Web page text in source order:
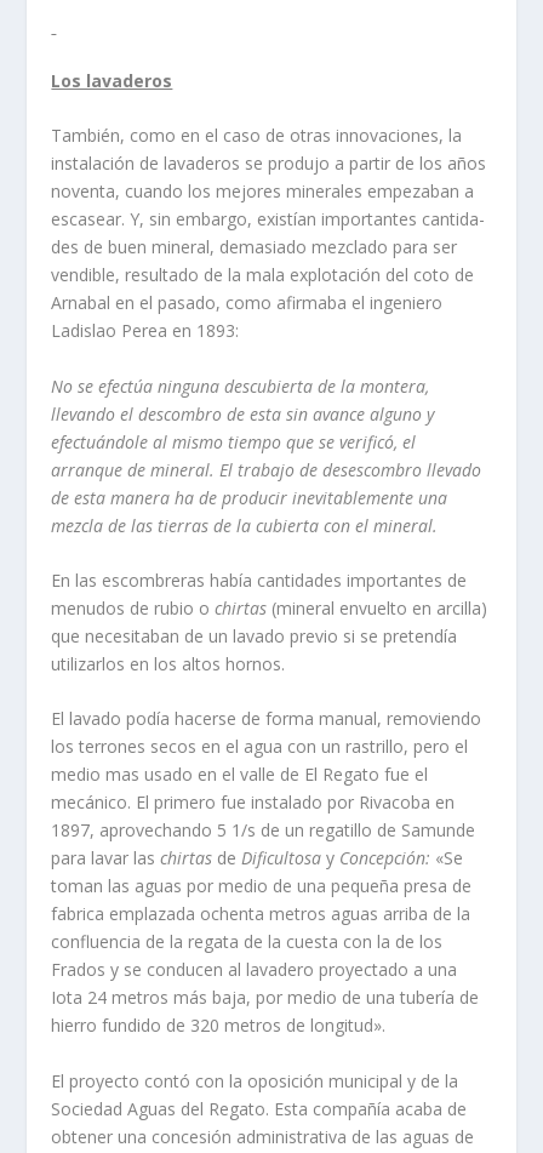
Los lavaderos
También, como en el caso de otras inno­vaciones, la
instalación de lavaderos se pro­dujo a partir de los años
noventa, cuando los mejores minerales empezaban a
escasear. Y, sin embargo, existí­an importantes cantida­
des de buen mineral, demasiado mezclado para ser
vendible, resultado de la mala explotación del coto de
Arnabal en el pasa­do, como afirmaba el ingeniero
Ladislao Perea en 1893:
No se efectúa ninguna descubierta de la montera,
llevando el descombro de esta sin avance alguno y
efectuándole al mismo tiempo que se verificó, el
arranque de mineral. El trabajo de desescombro lleva­do
de esta manera ha de producir inevita­blemente una
mezcla de las tierras de la cubierta con el mineral.
En las escombreras habí­a cantidades importantes de
menudos de rubio ochirtas (mineral envuelto en arcilla)
que necesita­ban de un lavado previo si se pretendí­a
utilizarlos en los altos hornos.
El lavado podí­a hacerse de forma manual, removiendo
los terrones secos en el agua con un rastrillo, pero el
medio mas usado en el valle de El Regato fue el
mecánico. El primero fue instalado por Rivacoba en
1897, aprovechando 5 1/s de un regatillo de Samunde
para lavar laschirtas deDificultosay Concepción: «Se
toman las aguas por medio de una pequeña presa de
fabrica emplazada ochenta metros aguas arriba de la
confluencia de la regata de la cuesta con la de los
Frados y se conducen al lavadero proyectado a una
Iota 24 metros más baja, por medio de una tuberí­a de
hierro fundido de 320 metros de longitud».
El proyecto contó con la oposición muni­cipal y de la
Sociedad Aguas del Regato. Esta compañí­a acaba de
obtener una concesión administrativa de las aguas de